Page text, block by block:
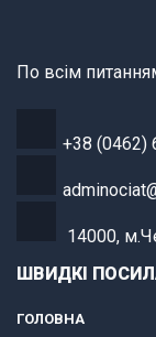
По всім
+38 (0462)
14000,
ШВИДКІ
ГОЛОВНА